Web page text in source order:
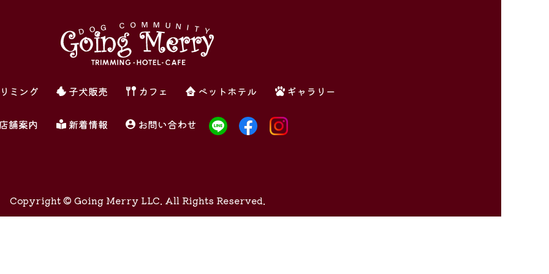
ミング 子犬販売 カフェ ペットホテル ギャラリー
店舗案内 新着情報 お問い合わせ
Copyright © Going Merry LLC. All Rights Reserved.